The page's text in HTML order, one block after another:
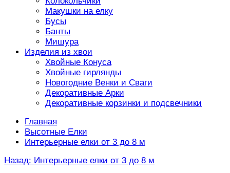
Макушки на елку
Бусы
Банты
Мишура
Изделия из хвои
Хвойные Конуса
Хвойные гирлянды
Новогодние Венки и Сваги
Декоративные Арки
Декоративные корзинки и подсвечники
Главная
Высотные Елки
Интерьерные елки от 3 до 8 м
Назад: Интерьерные елки от 3 до 8 м